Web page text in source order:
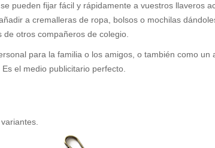
pueden fijar fácil y rápidamente a vuestros llaveros
a cremalleras de ropa, bolsos o mochilas
otros compañeros de colegio.
para la familia o los amigos, o también como
el medio publicitario perfecto.